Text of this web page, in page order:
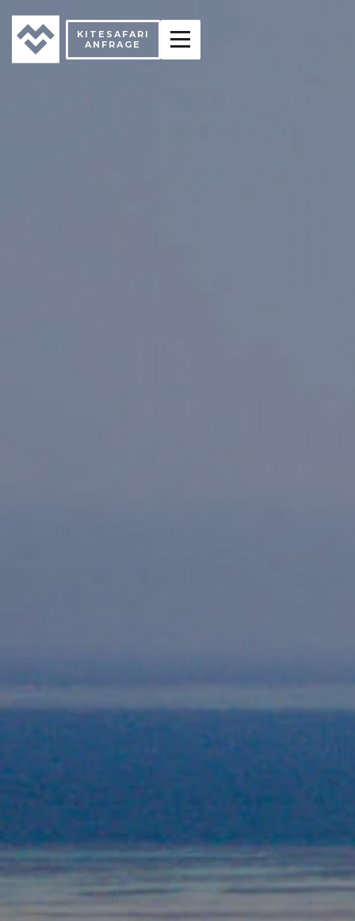
KITESAFARI
ANFRAGE